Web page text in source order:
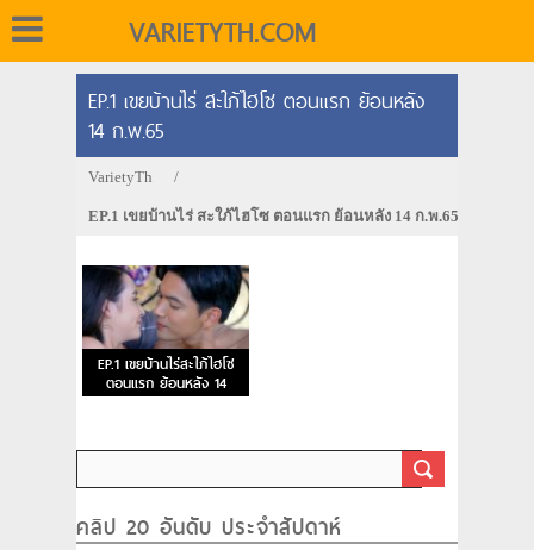
VARIETYTH.COM
EP.1 เขยบ้านไร่ สะใภ้ไฮโซ ตอนแรก ย้อนหลัง
14 ก.พ.65
VarietyTh /
EP.1 เขยบ้านไร่ สะใภ้ไฮโซ ตอนแรก ย้อนหลัง 14 ก.พ.65
EP.1 เขยบ้านไร่สะใภ้ไฮโซ
ตอนแรก ย้อนหลัง 14
ก.พ.65
คลิป 20 อันดับ ประจำสัปดาห์